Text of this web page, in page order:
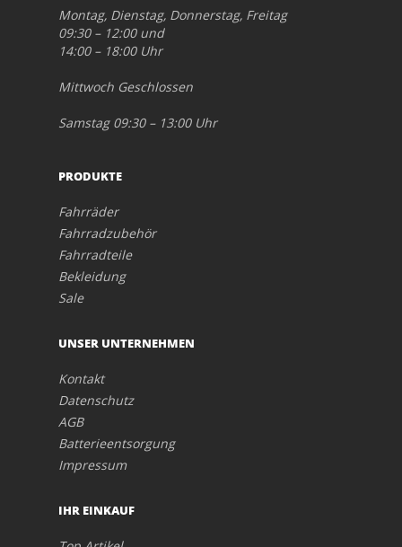
Montag, Dienstag, Donnerstag, Freitag
09:30 – 12:00 und
14:00 – 18:00 Uhr
Mittwoch Geschlossen
Samstag 09:30 – 13:00 Uhr
PRODUKTE
Fahrräder
Fahrradzubehör
Fahrradteile
Bekleidung
Sale
UNSER UNTERNEHMEN
Kontakt
Datenschutz
AGB
Batterieentsorgung
Impressum
IHR EINKAUF